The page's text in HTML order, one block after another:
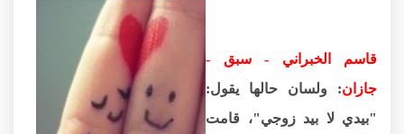
قاسم الخبراني - سبق -
جازان: ولسان حالها يقول:
"بيدي لا بيد زوجي"، قامت